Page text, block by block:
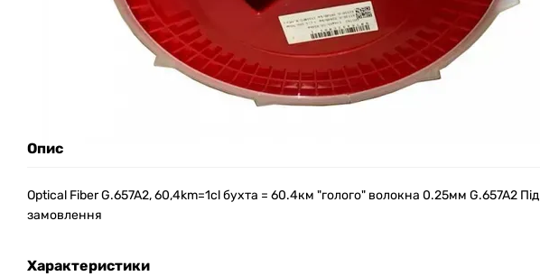
Опис
Optical Fiber G.657A2, 60,4km=1cl бухта = 60.4км "голого" волокна 0.25мм G.657A2 Під
замовлення
Характеристики